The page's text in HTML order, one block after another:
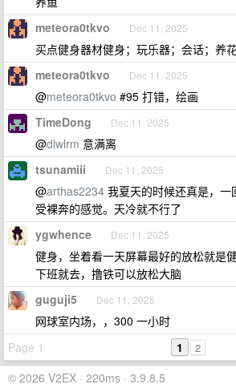
meteora0tkvo Dec 11, 2025
买点健身器材健身；玩乐器；会话；养
meteora0tkvo Dec 11, 2025
@meteora0tkvo #95 打错，绘画
TimeDong Dec 11, 2025
@dlwlrm 意满离
tsunamiii Dec 11, 2025
@arthas2234 我夏天的时候还真是，
受裸奔的感觉。天冷就不行了
ygwhence Dec 11, 2025
健身，坐着看一天屏幕最好的放松就是
下班就去，撸铁可以放松大脑
guguji5 Dec 11, 2025
网球室内场，，300 一小时
Page 1
1 2
© 2026 V2EX · 220ms · 3.9.8.5